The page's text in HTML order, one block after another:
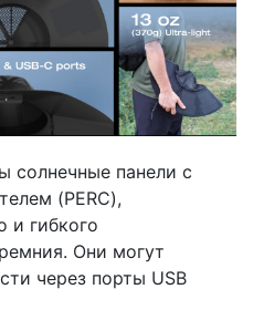
солнечные панели с
(PERC),
и гибкого
Они могут
через порты USB